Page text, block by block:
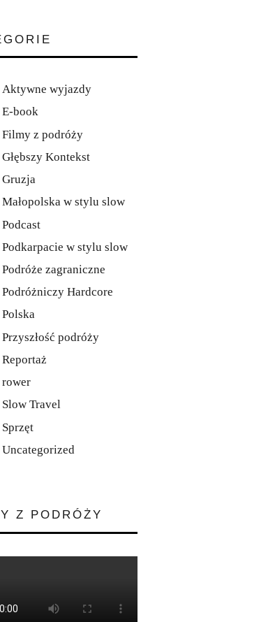
Aktywne wyjazdy
E-book
Filmy z podróży
Głębszy Kontekst
Gruzja
Małopolska w stylu slow
Podcast
Podkarpacie w stylu slow
Podróże zagraniczne
Podróżniczy Hardcore
Polska
Przyszłość podróży
Reportaż
rower
Slow Travel
Sprzęt
Uncategorized
Z PODRÓŻY